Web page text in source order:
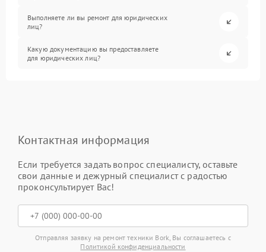
Выполняете ли вы ремонт для юридических
лиц?
Какую документацию вы предоставляете
для юридических лиц?
Контактная информация
Если требуется задать вопрос специалисту, оставьте
свои данные и дежурный специалист с радостью
проконсультирует Вас!
Отправляя заявку на ремонт техники Bork, Вы соглашаетесь с
Политикой конфиденциальности